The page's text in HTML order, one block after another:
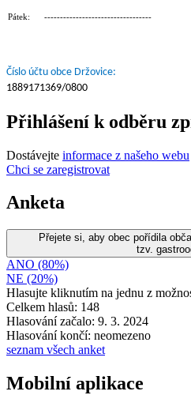
Pátek: ----------------------------------
Číslo účtu obce Držovice:
1889171369/0800
Přihlášení k odběru
Dostávejte informace z našeho webu
Chci se zaregistrovat
Anketa
Přejete si, aby obec pořídila
tzv.
ANO (80%)
NE (20%)
Hlasujte kliknutím na jednu z
Celkem hlasů: 148
Hlasování začalo: 9. 3. 2024
Hlasování končí: neomezeno
seznam všech anket
Mobilní aplikace